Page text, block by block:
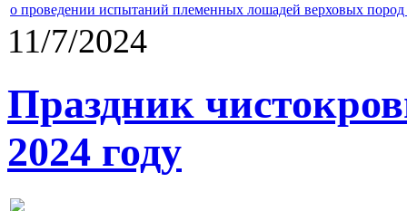
о проведении испытаний племенных лошадей верховых
11/7/2024
Праздник
2024 году